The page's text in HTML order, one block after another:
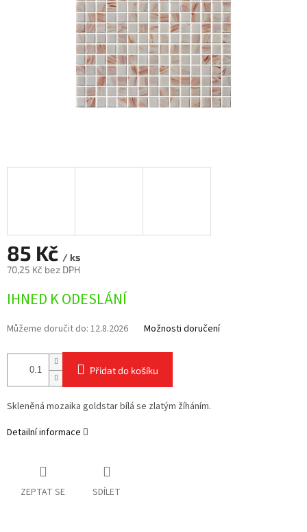
85 Kč / ks
70,25 Kč bez DPH
cena:
IHNED K ODESLÁNÍ
Můžeme doručit do: 12.8.2026 Možnosti doručení
Přidat do košíku
Skleněná mozaika goldstar bílá se zlatým žíháním.
Detailní informace
ZEPTAT SE SDÍLET